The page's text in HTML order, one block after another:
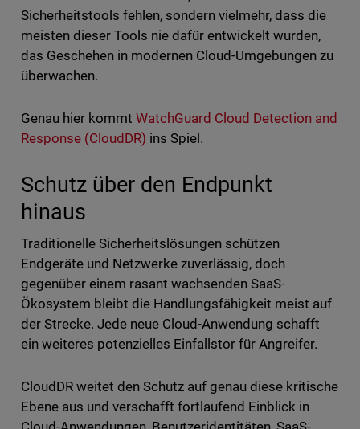
Sicherheitstools fehlen, sondern vielmehr, dass die
meisten dieser Tools nie dafür entwickelt wurden,
das Geschehen in modernen Cloud-Umgebungen zu
überwachen.
Genau hier kommt WatchGuard Cloud Detection and
Response (CloudDR) ins Spiel.
Schutz über den Endpunkt
hinaus
Traditionelle Sicherheitslösungen schützen
Endgeräte und Netzwerke zuverlässig, doch
gegenüber einem rasant wachsenden SaaS-
Ökosystem bleibt die Handlungsfähigkeit meist auf
der Strecke. Jede neue Cloud-Anwendung schafft
ein weiteres potenzielles Einfallstor für Angreifer.
CloudDR weitet den Schutz auf genau diese kritische
Ebene aus und verschafft fortlaufend Einblick in